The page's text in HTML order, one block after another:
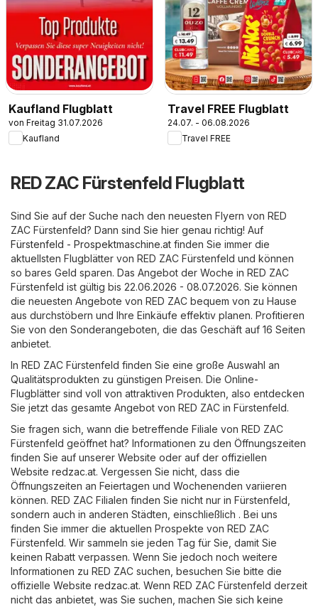
Kaufland Flugblatt
von Freitag 31.07.2026
Kaufland
Travel FREE Flugblatt
24.07. - 06.08.2026
Travel FREE
RED ZAC Fürstenfeld Flugblatt
Sind Sie auf der Suche nach den neuesten Flyern von RED
ZAC Fürstenfeld? Dann sind Sie hier genau richtig! Auf
Fürstenfeld - Prospektmaschine.at finden Sie immer die
aktuellsten Flugblätter von RED ZAC Fürstenfeld und können
so bares Geld sparen. Das Angebot der Woche in RED ZAC
Fürstenfeld ist gültig bis 22.06.2026 - 08.07.2026. Sie können
die neuesten Angebote von RED ZAC bequem von zu Hause
aus durchstöbern und Ihre Einkäufe effektiv planen. Profitieren
Sie von den Sonderangeboten, die das Geschäft auf 16 Seiten
anbietet.
In RED ZAC Fürstenfeld finden Sie eine große Auswahl an
Qualitätsprodukten zu günstigen Preisen. Die Online-
Flugblätter sind voll von attraktiven Produkten, also entdecken
Sie jetzt das gesamte Angebot von RED ZAC in Fürstenfeld.
Sie fragen sich, wann die betreffende Filiale von RED ZAC
Fürstenfeld geöffnet hat? Informationen zu den Öffnungszeiten
finden Sie auf unserer Website oder auf der offiziellen
Website redzac.at. Vergessen Sie nicht, dass die
Öffnungszeiten an Feiertagen und Wochenenden variieren
können. RED ZAC Filialen finden Sie nicht nur in Fürstenfeld,
sondern auch in anderen Städten, einschließlich . Bei uns
finden Sie immer die aktuellen Prospekte von RED ZAC
Fürstenfeld. Wir sammeln sie jeden Tag für Sie, damit Sie
keinen Rabatt verpassen. Wenn Sie jedoch noch weitere
Informationen zu RED ZAC suchen, besuchen Sie bitte die
offizielle Website redzac.at. Wenn RED ZAC Fürstenfeld derzeit
nicht das anbietet, was Sie suchen, machen Sie sich keine